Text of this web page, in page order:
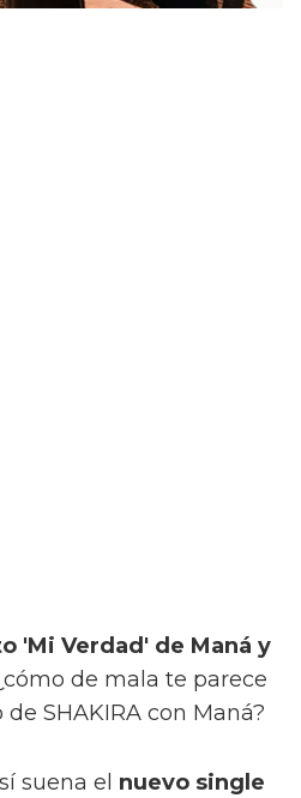
'Mi Verdad' de Maná y
de mala te parece
SHAKIRA con Maná?
suena el nuevo single